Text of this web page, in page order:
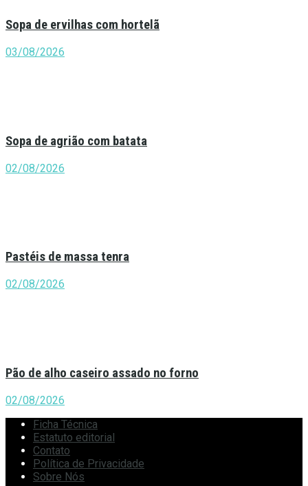
Sopa de ervilhas com hortelã
03/08/2026
Sopa de agrião com batata
02/08/2026
Pastéis de massa tenra
02/08/2026
Pão de alho caseiro assado no forno
02/08/2026
Ficha Técnica
Estatuto editorial
Contato
Política de Privacidade
Sobre Nós